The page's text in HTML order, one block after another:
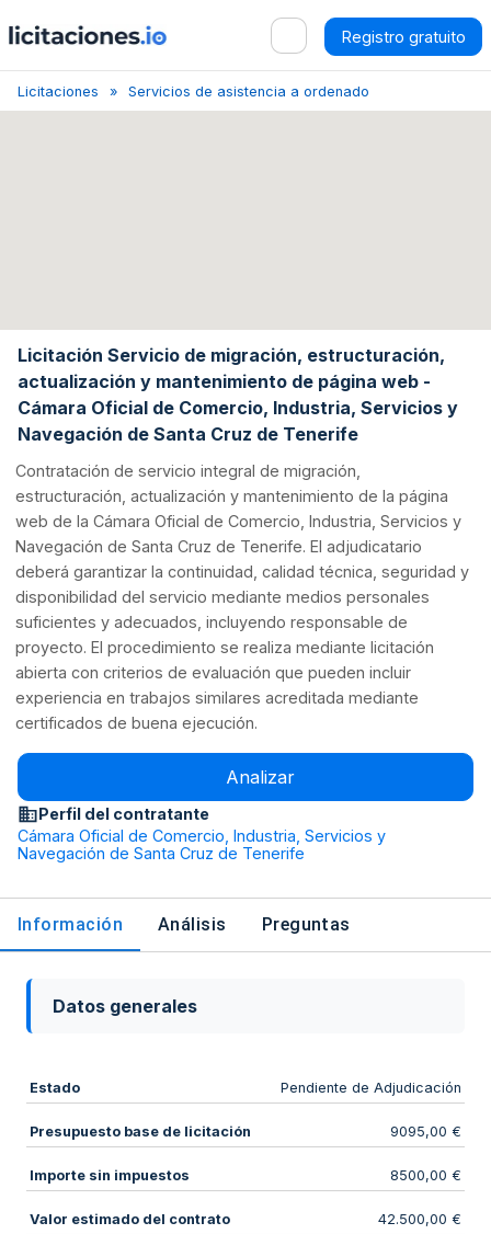
Registro gratuito
Licitaciones Servicios de asistencia a ordenadores personales
Licitación Servicio de migración, estructuración,
actualización y mantenimiento de página web -
Cámara Oficial de Comercio, Industria, Servicios y
Navegación de Santa Cruz de Tenerife
Contratación de servicio integral de migración,
estructuración, actualización y mantenimiento de la página
web de la Cámara Oficial de Comercio, Industria, Servicios y
Navegación de Santa Cruz de Tenerife. El adjudicatario
deberá garantizar la continuidad, calidad técnica, seguridad y
disponibilidad del servicio mediante medios personales
suficientes y adecuados, incluyendo responsable de
proyecto. El procedimiento se realiza mediante licitación
abierta con criterios de evaluación que pueden incluir
experiencia en trabajos similares acreditada mediante
certificados de buena ejecución.
Analizar
Perfil del contratante
Cámara Oficial de Comercio, Industria, Servicios y
Navegación de Santa Cruz de Tenerife
Información Análisis Preguntas
Datos generales
Estado Pendiente de Adjudicación
Presupuesto base de licitación 9095,00 €
Importe sin impuestos 8500,00 €
Valor estimado del contrato 42.500,00 €